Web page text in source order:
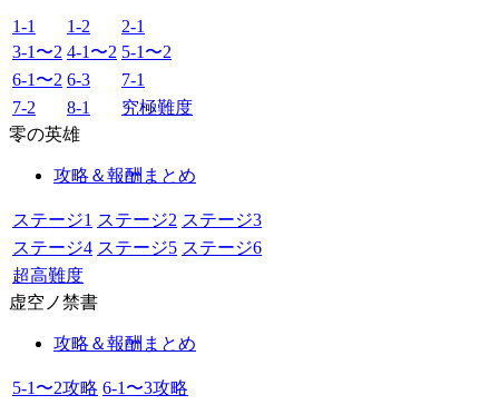
1-1 1-2
2-1
3-1〜2 4-1〜2 5-1〜2
6-1〜2 6-3
7-1
7-2
8-1
究極難度
零の英雄
攻略＆報酬まとめ
ステージ1 ステージ2 ステージ3
ステージ4 ステージ5 ステージ6
超高難度
虚空ノ禁書
攻略＆報酬まとめ
5-1〜2攻略 6-1〜3攻略